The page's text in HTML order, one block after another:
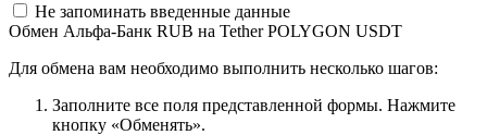
Не запоминать введенные данные
Обмен Альфа-Банк RUB на Tether POLYGON USDT
Для обмена вам необходимо выполнить несколько шагов:
Заполните все поля представленной формы. Нажмите
кнопку «Обменять».